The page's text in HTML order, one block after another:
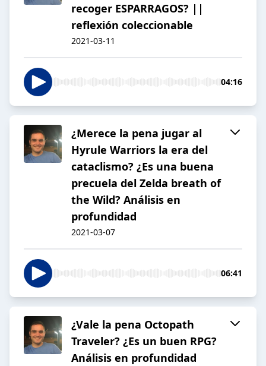
recoger ESPARRAGOS? ||
reflexión coleccionable
2021-03-11
04:16
¿Merece la pena jugar al
Hyrule Warriors la era del
cataclismo? ¿Es una buena
precuela del Zelda breath of
the Wild? Análisis en
profundidad
2021-03-07
06:41
¿Vale la pena Octopath
Traveler? ¿Es un buen RPG?
Análisis en profundidad